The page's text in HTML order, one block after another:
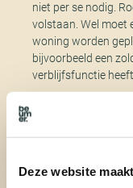
Deze website
niet per se nodig.
volstaan. Wel moet
woning worden
bijvoorbeeld een
verblijfsfunctie heeft.
Er hangen dus echt